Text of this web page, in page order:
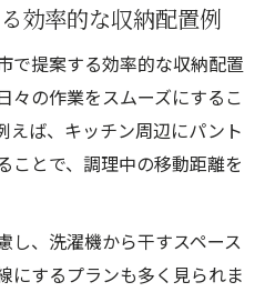
効率的な収納配置例
で提案する効率的な収納配置
々の作業をスムーズにするこ
えば、キッチン周辺にパント
ことで、調理中の移動距離を
し、洗濯機から干すスペース
にするプランも多く見られま